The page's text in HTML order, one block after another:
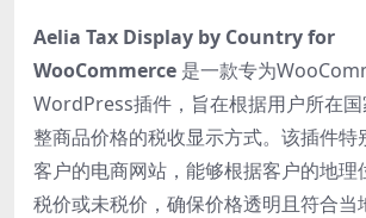
Aelia Tax Display by Country for
WooCommerce 是一款专为
WordPress插件，旨在根据用户所在
整商品价格的税收显示方式。该插件特
客户的电商网站，能够根据客户的地理
税价或未税价，确保价格透明且符合当